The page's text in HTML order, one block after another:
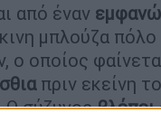
από έναν
μπλούζα πόλο
ο οποίος
πριν εκείνη
Ο σύζυγος